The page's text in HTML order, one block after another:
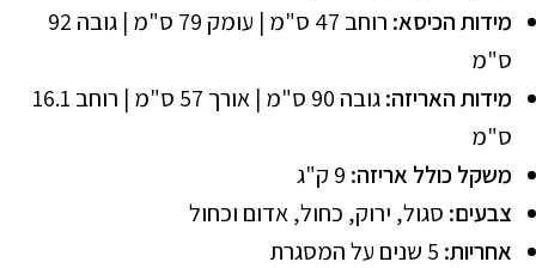
מידות הכיסא:
רוחב 47 ס"מ | עומק 79 ס"מ | גובה 92
ס"מ
מידות האריזה:
גובה 90 ס"מ | אורך 57 ס"מ | רוחב 16.1
ס"מ
משקל כולל אריזה:
צבעים: סגול, ירוק, כחול, אדום וכחול
אחריות: